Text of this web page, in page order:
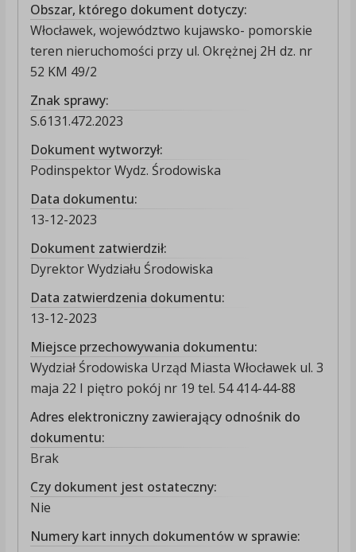
Obszar, którego dokument dotyczy:
Włocławek, województwo kujawsko- pomorskie
teren nieruchomości przy ul. Okrężnej 2H dz. nr
52 KM 49/2
Znak sprawy:
S.6131.472.2023
Dokument wytworzył:
Podinspektor Wydz. Środowiska
Data dokumentu:
13-12-2023
Dokument zatwierdził:
Dyrektor Wydziału Środowiska
Data zatwierdzenia dokumentu:
13-12-2023
Miejsce przechowywania dokumentu:
Wydział Środowiska Urząd Miasta Włocławek ul. 3
maja 22 I piętro pokój nr 19 tel. 54 414-44-88
Adres elektroniczny zawierający odnośnik do
dokumentu:
Brak
Czy dokument jest ostateczny:
Nie
Numery kart innych dokumentów w sprawie: